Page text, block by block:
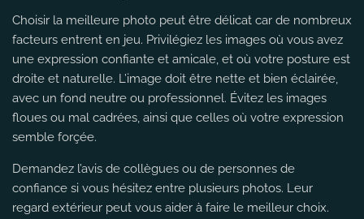
Choisir la meilleure photo peut être délicat car de nombreux
facteurs entrent en jeu. Privilégiez les images où vous avez
une expression confiante et amicale, et où votre posture est
droite et naturelle. L’image doit être nette et bien éclairée,
avec un fond neutre ou professionnel. Évitez les images
floues ou mal cadrées, ainsi que celles où votre expression
semble forçée.
Demandez l’avis de collègues ou de personnes de
confiance si vous hésitez entre plusieurs photos. Leur
regard extérieur peut vous aider à faire le meilleur choix.